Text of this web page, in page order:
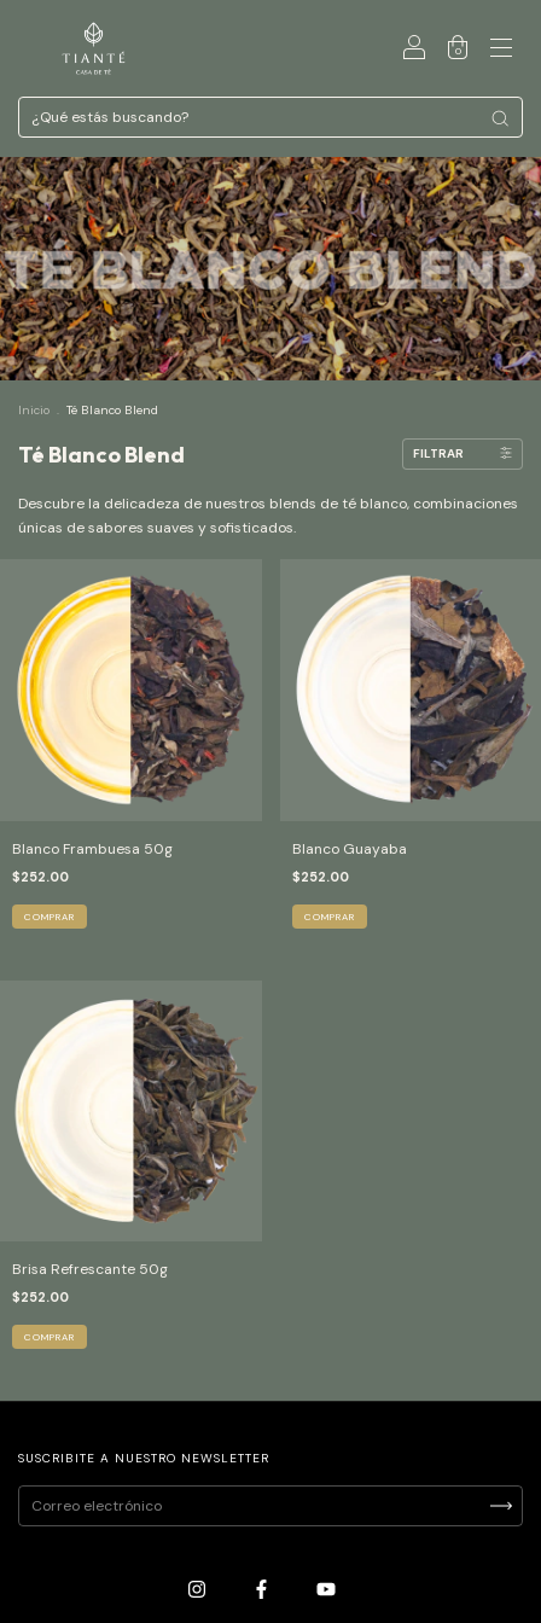
0
Inicio . Té Blanco Blend
Té Blanco Blend FILTRAR
Descubre la delicadeza de nuestros blends de té blanco, combinaciones
únicas de sabores suaves y sofisticados.
Blanco Frambuesa 50g
$252.00
Blanco Guayaba
$252.00
COMPRAR
Brisa Refrescante 50g
$252.00
SUSCRIBITE A NUESTRO NEWSLETTER